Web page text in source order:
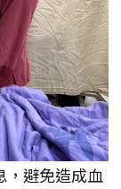
避免造成血